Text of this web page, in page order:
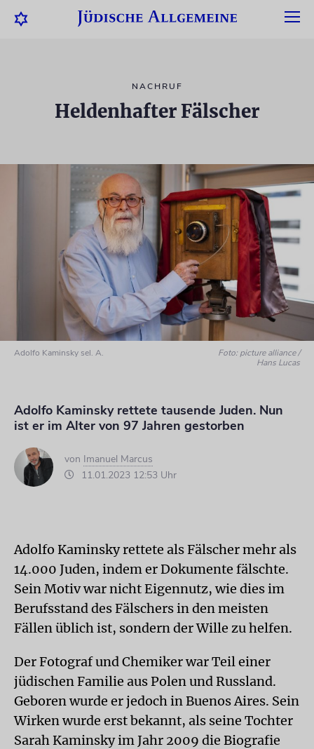
NACHRUF
Heldenhafter Fälscher
Adolfo Kaminsky sel. A.
Foto: picture alliance /
Hans Lucas
Adolfo Kaminsky rettete tausende Juden. Nun
ist er im Alter von 97 Jahren gestorben
von Imanuel Marcus
11.01.2023 12:53 Uhr
Adolfo Kaminsky rettete als Fälscher mehr als
14.000 Juden, indem er Dokumente fälschte.
Sein Motiv war nicht Eigennutz, wie dies im
Berufsstand des Fälschers in den meisten
Fällen üblich ist, sondern der Wille zu helfen.
Der Fotograf und Chemiker war Teil einer
jüdischen Familie aus Polen und Russland.
Geboren wurde er jedoch in Buenos Aires. Sein
Wirken wurde erst bekannt, als seine Tochter
Sarah Kaminsky im Jahr 2009 die Biografie